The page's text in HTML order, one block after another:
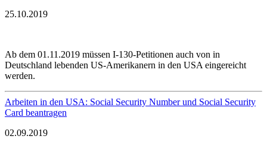
25.10.2019
Ab dem 01.11.2019 müssen I-130-Petitionen auch von in
Deutschland lebenden US-Amerikanern in den USA eingereicht
werden.
Arbeiten in den USA: Social Security Number und Social Security
Card beantragen
02.09.2019